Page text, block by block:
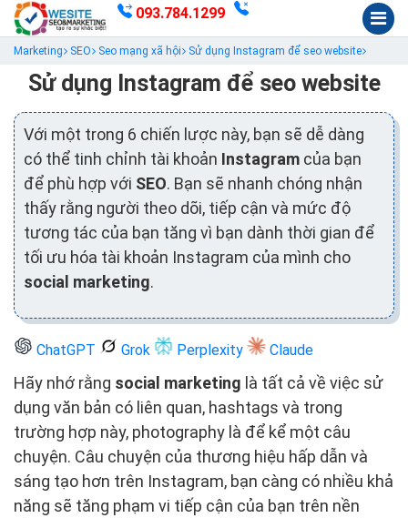
093.784.1299
Marketing SEO Seo mạng xã hội Sử dụng Instagram để seo website
Sử dụng Instagram để seo website
Với một trong 6 chiến lược này, bạn sẽ dễ dàng
có thể tinh chỉnh tài khoản Instagram của bạn
để phù hợp với SEO. Bạn sẽ nhanh chóng nhận
thấy rằng người theo dõi, tiếp cận và mức độ
tương tác của bạn tăng vì bạn dành thời gian để
tối ưu hóa tài khoản Instagram của mình cho
social marketing.
ChatGPT Grok Perplexity Claude
Hãy nhớ rằng social marketing là tất cả về việc sử
dụng văn bản có liên quan, hashtags và trong
trường hợp này, photography là để kể một câu
chuyện. Câu chuyện của thương hiệu hấp dẫn và
sáng tạo hơn trên Instagram, bạn càng có nhiều khả
năng sẽ tăng phạm vi tiếp cận của bạn trên nền